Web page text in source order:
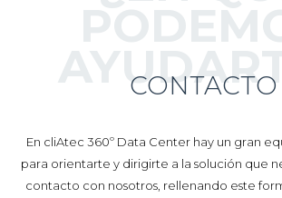
CONTACTO
En cliAtec 360º Data Center hay un gran
para orientarte y dirigirte a la solución que
contacto con nosotros, rellenando este